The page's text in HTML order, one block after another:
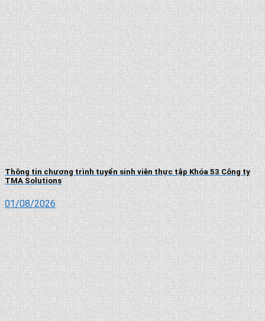
Thông tin chương trình tuyển sinh viên thực tập Khóa 53 Công ty
TMA Solutions
01/08/2026